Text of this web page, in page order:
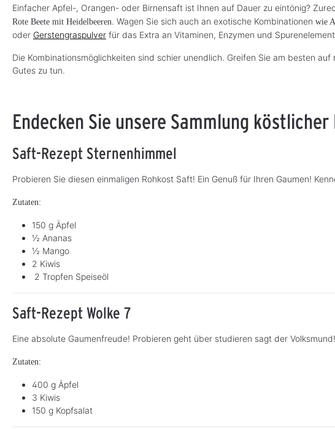
Einfacher Apfel-, Orangen- oder Birnensaft ist Ihnen auf Dauer zu eintönig?
Rote Beete mit Heidelbeeren. Wagen Sie sich auch an exotische Kombinationen wie
oder Gerstengraspulver für das Extra an Vitaminen, Enzymen und
Die Kombinationsmöglichkeiten sind schier unendlich. Greifen Sie am besten
Gutes zu tun.
Endecken Sie unsere Sammlung
Saft-Rezept Sternenhimmel
Probieren Sie diesen einmaligen Rohkost Saft! Ein Genuß für Ihren Gaumen!
Zutaten:
150 g Äpfel
½ Ananas
½ Mango
2 Kiwis
2 Tropfen Speiseöl
Saft-Rezept Wolke 7
Eine absolute Gaumenfreude! Probieren geht über studieren sagt der
Zutaten:
400 g Äpfel
3 Kiwis
150 g Kopfsalat